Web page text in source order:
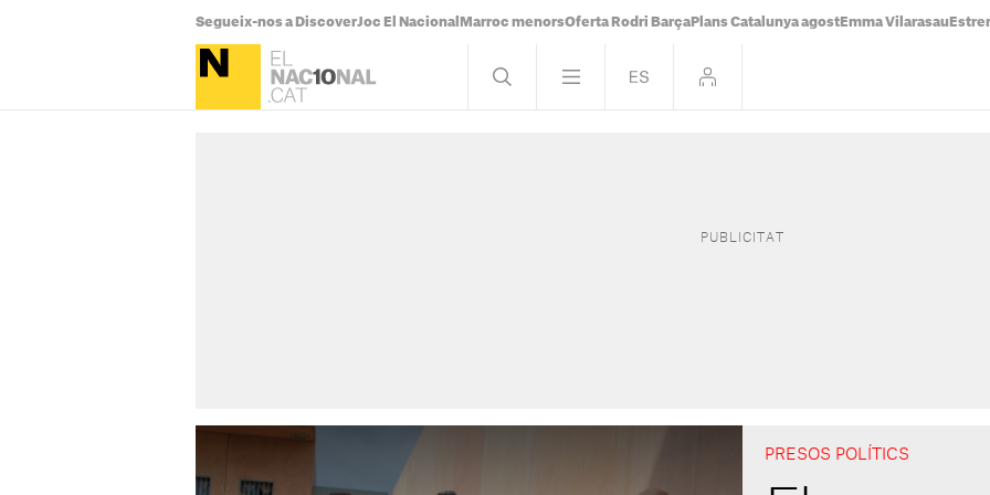
Segueix-nos a DiscoverJoc El Nacional Marroc menorsOferta Rodri Barça Plans Catalunya agost Emma Vilarasau
PRESOS POLÍTICS